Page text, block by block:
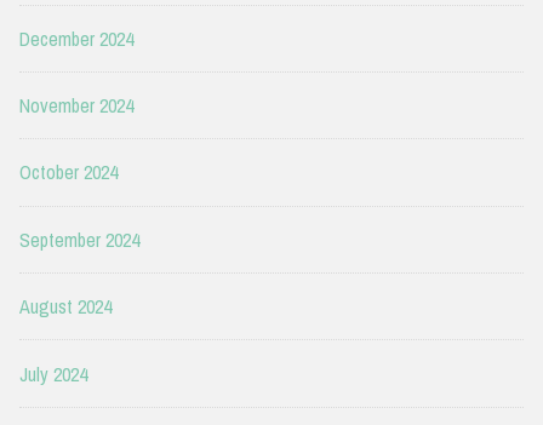
December 2024
November 2024
October 2024
September 2024
August 2024
July 2024